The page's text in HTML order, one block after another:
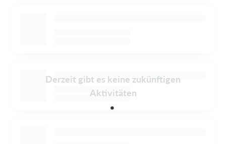
Derzeit gibt es keine zukünftigen
Aktivitäten